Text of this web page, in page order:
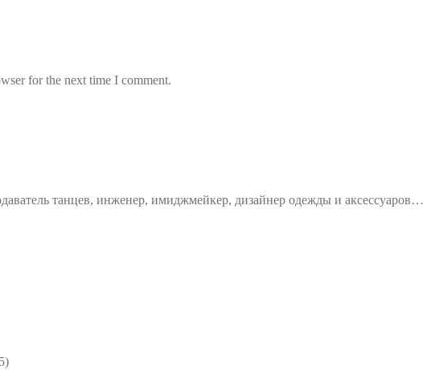
for the next time I comment.
танцев, инженер, имиджмейкер, дизайнер одежды и аксессуаров…